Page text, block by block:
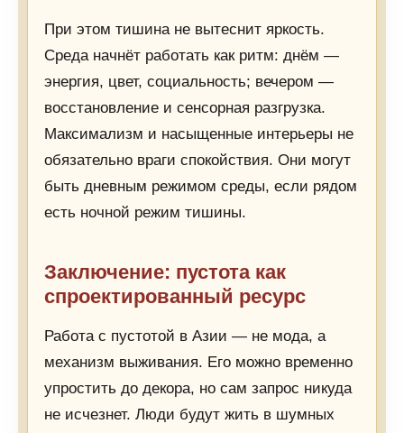
При этом тишина не вытеснит яркость.
Среда начнёт работать как ритм: днём —
энергия, цвет, социальность; вечером —
восстановление и сенсорная разгрузка.
Максимализм и насыщенные интерьеры не
обязательно враги спокойствия. Они могут
быть дневным режимом среды, если рядом
есть ночной режим тишины.
Заключение: пустота как
спроектированный ресурс
Работа с пустотой в Азии — не мода, а
механизм выживания. Его можно временно
упростить до декора, но сам запрос никуда
не исчезнет. Люди будут жить в шумных